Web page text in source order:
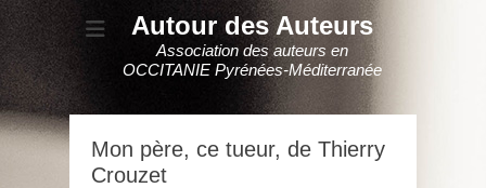
Autour des Auteurs
Association des auteurs en
OCCITANIE Pyrénées-Méditerranée
Mon père, ce tueur, de Thierry
Crouzet